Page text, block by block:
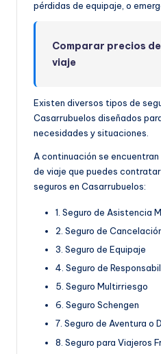
pérdidas de equipaje, o
Comparar precios
viaje
Existen diversos tipos de
Casarrubuelos diseñados
necesidades y situaciones.
A continuación se
de viaje que puedes
seguros en Casarrubuelos:
1. Seguro de Asistencia
2. Seguro de
3. Seguro de Equipaje
4. Seguro de
5. Seguro Multirriesgo
6. Seguro Schengen
7. Seguro de Aventura o
8. Seguro para Viajeros